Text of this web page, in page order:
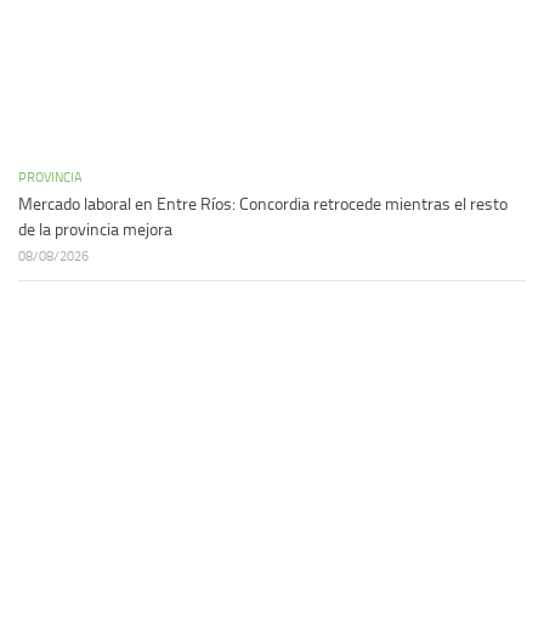
PROVINCIA
Mercado laboral en Entre Ríos: Concordia retrocede mientras el resto
de la provincia mejora
08/08/2026